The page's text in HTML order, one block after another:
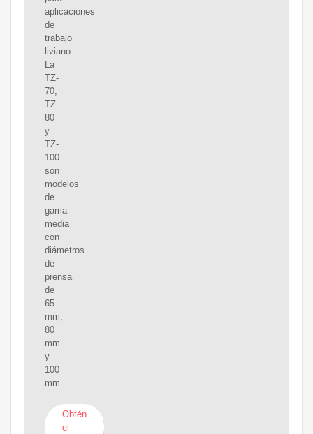
aplicaciones
de
trabajo
liviano.
La
TZ-
70,
TZ-
80
y
TZ-
100
son
modelos
de
gama
media
con
diámetros
de
prensa
de
65
mm,
80
mm
y
100
mm
Obtén
el